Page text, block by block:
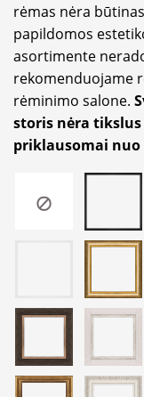
rėmas nėra
papildomos
asortimente
rekomenduojame
rėminimo salone.
storis nėra tikslus
priklausomai